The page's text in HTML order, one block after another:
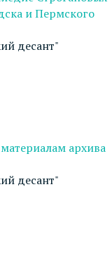
и Пермского
десант"
архива
десант"